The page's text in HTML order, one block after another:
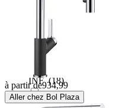
Ideal standard
INF(18)
à partir de934,99
Aller chez Bol Plaza